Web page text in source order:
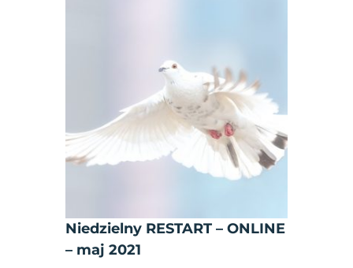
Niedzielny RESTART – ONLINE
– maj 2021